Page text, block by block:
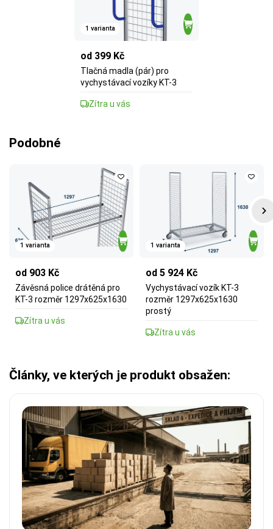
1 varianta
od 399 Kč
Tlačná madla (pár) pro
vychystávací vozíky KT-3
Zítra u vás
Podobné
1 varianta
od 903 Kč
Závěsná police drátěná pro
KT-3 rozměr 1297x625x1630
Zítra u vás
1 varianta
od 5 924 Kč
Vychystávací vozík KT-3
rozměr 1297x625x1630
prostý
Zítra u vás
Články, ve kterých je produkt obsažen: